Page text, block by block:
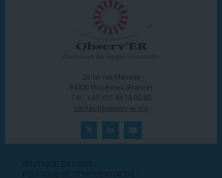
20 ter rue Massue
94300 Vincennes (France)
Tél. : +33 (0)1 44 18 00 80
contact@observ-er.org
BOUTIQUE EN LIGNE
POLITIQUE DE CONFIDENTIALITÉ